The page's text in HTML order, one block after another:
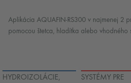
Aplikácia AQUAFIN-RS300 v najmenej 2
pomocou štetca, hladítka alebo vhodného
HYDROIZOLÁCIE,
SYSTÉMY PRE